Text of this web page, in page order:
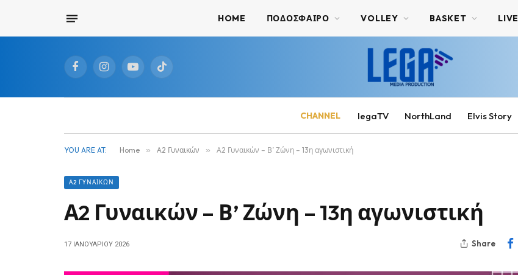
HOME ΠΟΔΟΣΦΑΙΡΟ VOLLEY BASKET LIVE
FacebookInstagramYouTubeTikTok
CHANNEL legaTV NorthLand Elvis Story
YOU ARE AT: Home » Α2 Γυναικών » Α2 Γυναικών – Β’ Ζώνη – 13η αγωνιστική
Α2 ΓΥΝΑΙΚΏΝ
Α2 Γυναικών – Β’ Ζώνη – 13η αγωνιστική
17 ΙΑΝΟΥΑΡΊΟΥ 2026 Share